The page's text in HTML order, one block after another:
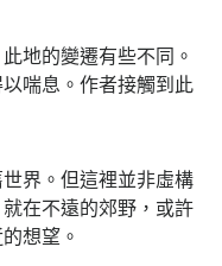
地的變遷有些不同。
喘息。作者接觸到此
界。但這裡並非虛構
在不遠的郊野，或許
想望。